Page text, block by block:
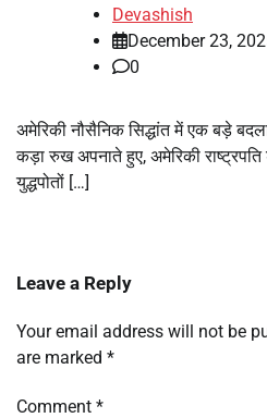
Devashish
December 23,
0
अमेरिकी नौसैनिक सिद्धांत में एक बड़े
कड़ा रुख अपनाते हुए, अमेरिकी राष्ट्रपति
युद्धपोतों […]
Leave a Reply
Your email address will not be
are marked *
Comment *